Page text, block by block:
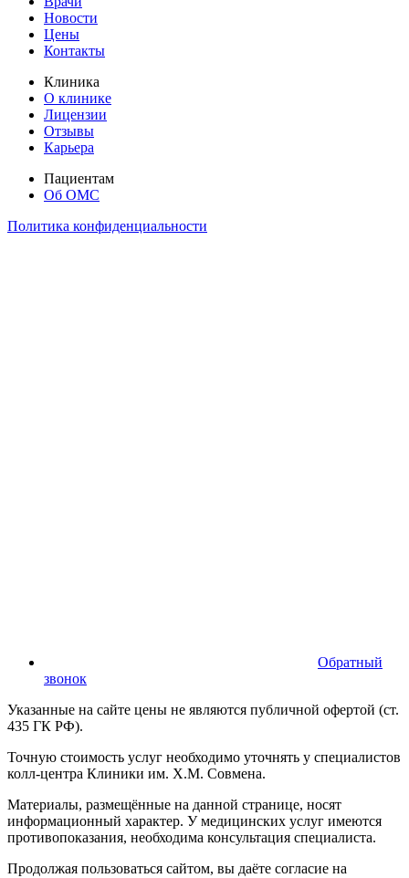
Новости
Цены
Контакты
Клиника
О клинике
Лицензии
Отзывы
Карьера
Пациентам
Об ОМС
Политика конфиденциальности
Обратный
звонок
Указанные на сайте цены не являются публичной офертой (ст.
435 ГК РФ).
Точную стоимость услуг необходимо уточнять у специалистов
колл-центра Клиники им. Х.М. Совмена.
Материалы, размещённые на данной странице, носят
информационный характер. У медицинских услуг имеются
противопоказания, необходима консультация специалиста.
Продолжая пользоваться сайтом, вы даёте согласие на